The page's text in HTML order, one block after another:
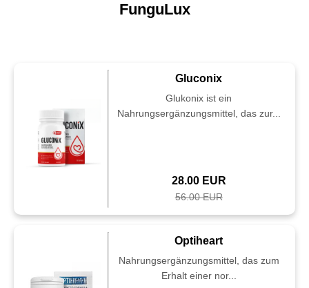
FunguLux
Gluconix
Glukonix ist ein
Nahrungsergänzungsmittel, das zur...
28.00 EUR
56.00 EUR
Optiheart
Nahrungsergänzungsmittel, das zum
Erhalt einer nor...